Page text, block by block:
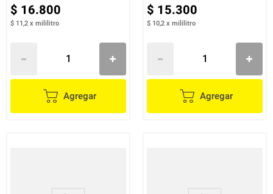
$ 16.800
$ 11,2 x mililitro
Agregar
$ 15.300
$ 10,2 x mililitro
Agregar